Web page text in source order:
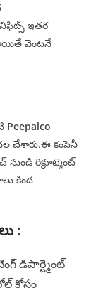
ఇతర
అయితే వెంటనే
Peepalco
చేశారు.ఈ కంపెనీ
రిక్రూట్మెంట్
కింద
:
డిపార్ట్మెంట్
కోసం